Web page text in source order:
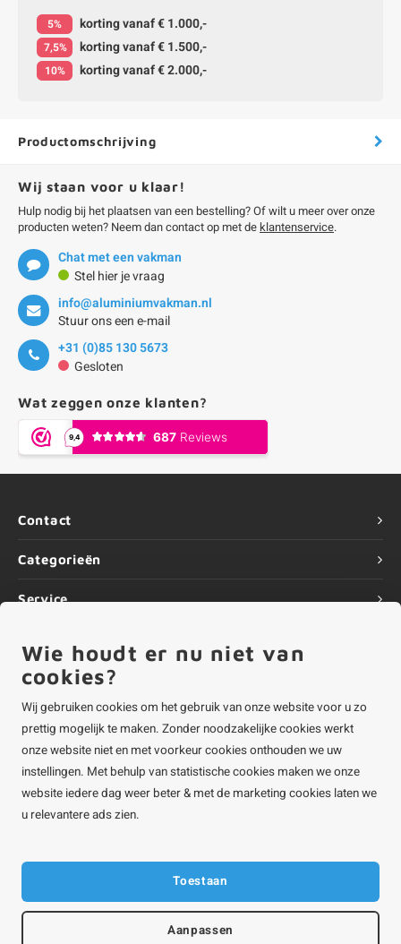
5% korting vanaf € 1.000,-
7,5% korting vanaf € 1.500,-
10% korting vanaf € 2.000,-
Productomschrijving
Wij staan voor u klaar!
Hulp nodig bij het plaatsen van een bestelling? Of wilt u meer over onze
producten weten? Neem dan contact op met de klantenservice.
Chat met een vakman
Stel hier je vraag
info@aluminiumvakman.nl
Stuur ons een e-mail
+31 (0)85 130 5673
Gesloten
Wat zeggen onze klanten?
Contact
Categorieën
Service
© Copyright 2026 ALUMINIUMvakman - Powered byLightspeed|
ALUMINIUMvakman is onderdeel vanRoca Online BV
Wie houdt er nu niet van
cookies?
Wij gebruiken cookies om het gebruik van onze website voor u zo
prettig mogelijk te maken. Zonder noodzakelijke cookies werkt
onze website niet en met voorkeur cookies onthouden we uw
instellingen. Met behulp van statistische cookies maken we onze
website iedere dag weer beter & met de marketing cookies laten we
u relevantere ads zien.
Toestaan
Aanpassen